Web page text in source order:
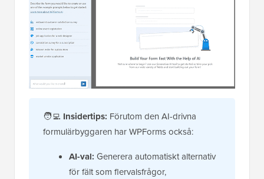
🧑‍💻 Insidertips: Förutom den AI-drivna
formulärbyggaren har WPForms också:
AI-val: Generera automatiskt alternativ
för fält som flervalsfrågor,